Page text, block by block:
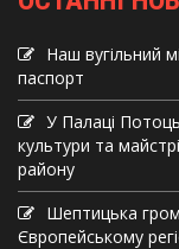
Наш вугільний
паспорт
У Палаці
культури та
району
Шептицька
Європейському